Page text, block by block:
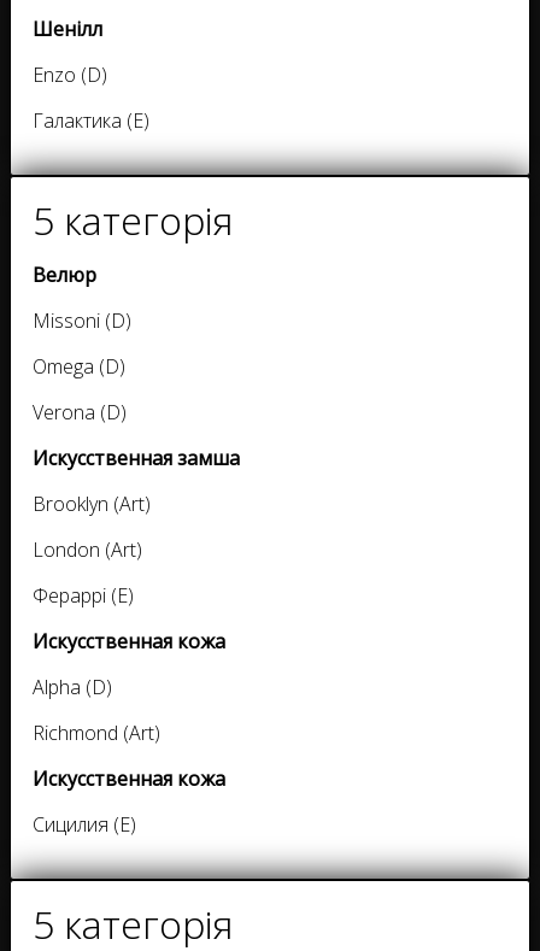
Шенілл
Enzo (D)
Галактика (E)
5 категорія
Велюр
Missoni (D)
Omega (D)
Verona (D)
Искусственная замша
Brooklyn (Art)
London (Art)
Фераррі (E)
Искусственная кожа
Alpha (D)
Richmond (Art)
Искусственная кожа
Сицилия (E)
5 категорія